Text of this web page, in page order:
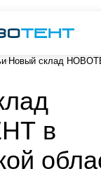
Новый склад
в